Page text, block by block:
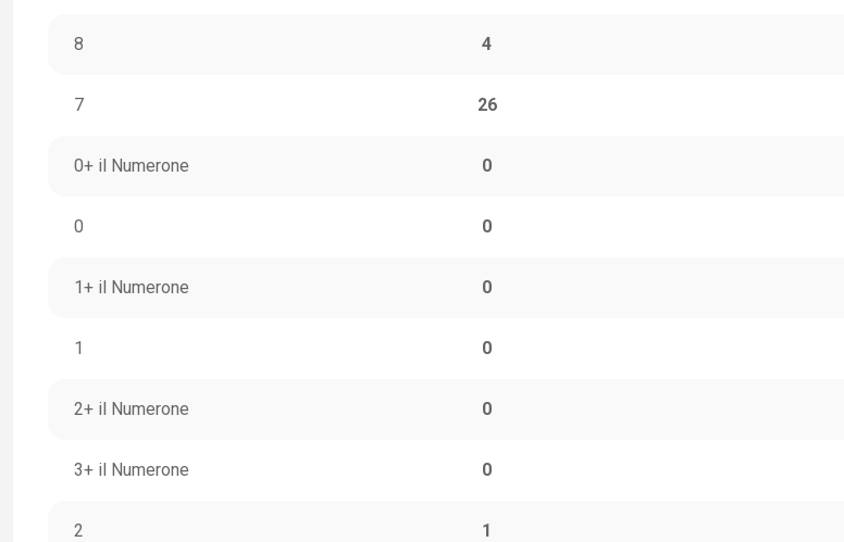
8 4
7 26
0+ il Numerone 0
0 0
1+ il Numerone 0
1 0
2+ il Numerone 0
3+ il Numerone 0
2 1